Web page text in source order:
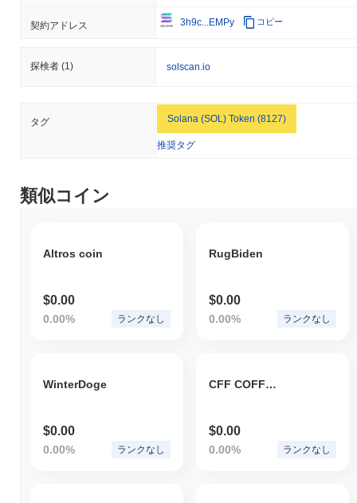
契約アドレス 3h9c...EMPy コピー
探検者 (1) solscan.io
タグ Solana (SOL) Token (8127)
推奨タグ
類似コイン
Altros coin
$0.00
0.00% ランクなし
RugBiden
$0.00
0.00% ランクなし
WinterDoge
$0.00
0.00% ランクなし
CFF COFFE.io
$0.00
0.00% ランクなし